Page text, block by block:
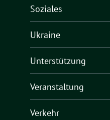
Soziales
Ukraine
Unterstützung
Veranstaltung
Verkehr